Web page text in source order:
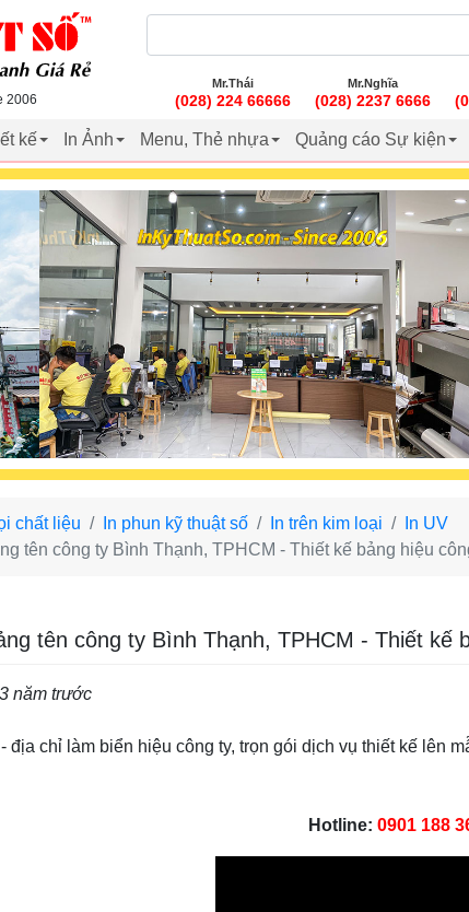
2006
Mr.Thái
(028) 224 66666
Mr.Nghĩa
(028) 2237 6666
kế In Ảnh Menu, Thẻ nhựa Quảng cáo Sự kiện
chất liệu In phun kỹ thuật số In trên kim loại
In UV
tên công ty Bình Thạnh, TPHCM - Thiết kế bảng hiệu
tên công ty Bình Thạnh, TPHCM - Thiết kế
năm trước
địa chỉ làm biển hiệu công ty, trọn gói dịch vụ thiết kế lên
Hotline: 0901 188